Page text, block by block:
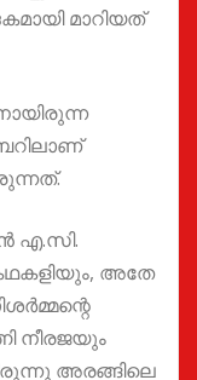
മാറിയത്
എ.സി.
കഥകളിയും, അതേ
നീരജയും
അരങ്ങിലെ